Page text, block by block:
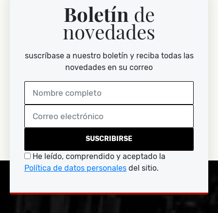
Boletín de
novedades
suscríbase a nuestro boletín y reciba todas las
novedades en su correo
SUSCRIBIRSE
He leído, comprendido y aceptado la
Política de datos personales del sitio.